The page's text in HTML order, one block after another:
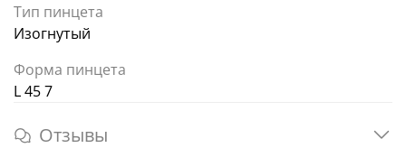
Тип пинцета
Изогнутый
Форма пинцета
L 45 7
Отзывы